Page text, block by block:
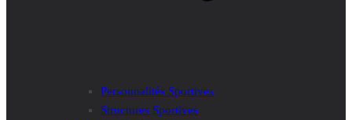
Personnalités Sportives
Structures Sportives